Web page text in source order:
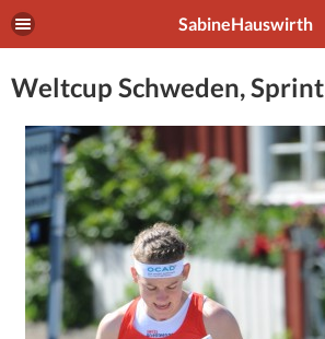
SabineHauswirth
Weltcup Schweden, Sprint